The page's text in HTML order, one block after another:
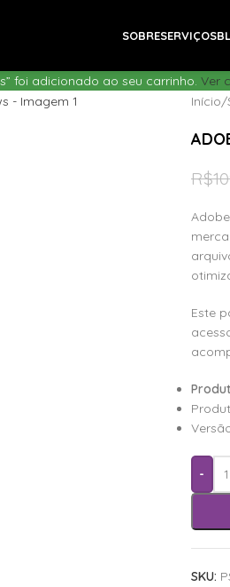
SOBRESERVIÇOS
foi adicionado ao seu carrinho. Ver
Início/
R$
Este
-
SKU: